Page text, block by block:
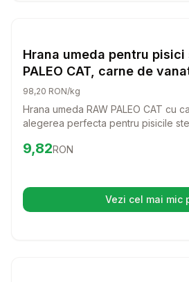
Hrana umeda pentru pisici
PALEO CAT, carne de
98,20 RON/kg
Hrana umeda RAW PALEO CAT cu
alegerea perfecta pentru pisicile
viata sanatoasa, fara cereale si
Preț:9.82
9,82RON
Vezi cel mai mic
(se